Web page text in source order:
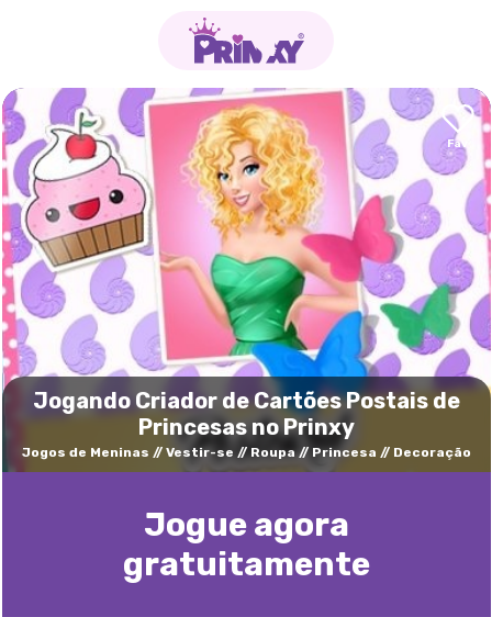
Jogando Criador de Cartões Postais de
Princesas no Prinxy
Jogos de Meninas Vestir-se Roupa Princesa Decoração
Jogue agora
gratuitamente